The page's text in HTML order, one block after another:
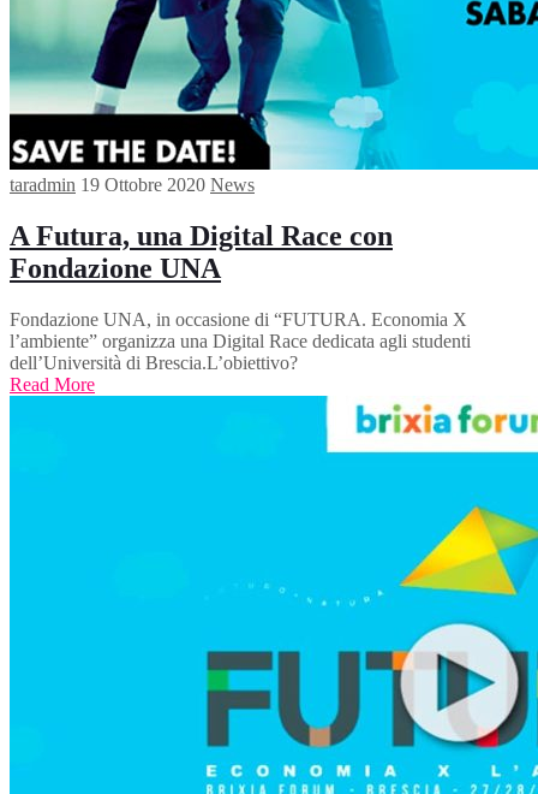
taradmin 19 Ottobre 2020 News
A Futura, una Digital Race con
Fondazione UNA
Fondazione UNA, in occasione di “FUTURA. Economia X
l’ambiente” organizza una Digital Race dedicata agli studenti
dell’Università di Brescia.L’obiettivo?
Read More